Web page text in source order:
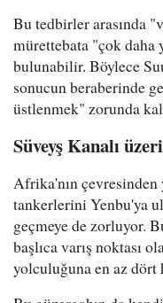
Bu tedbirler arasında
mürettebata "çok
bulunabilir. Böylece
sonucun beraberinde
üstlenmek" zorunda
Süveyş Kanalı
Afrika'nın
tankerlerini Yenbu'ya
geçmeye de zorluyor.
başlıca varış noktası
yolculuğuna en az dört